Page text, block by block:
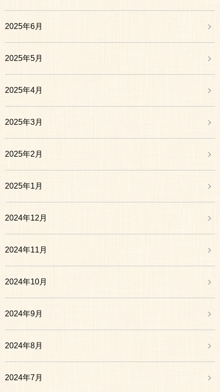
2025年6月
2025年5月
2025年4月
2025年3月
2025年2月
2025年1月
2024年12月
2024年11月
2024年10月
2024年9月
2024年8月
2024年7月